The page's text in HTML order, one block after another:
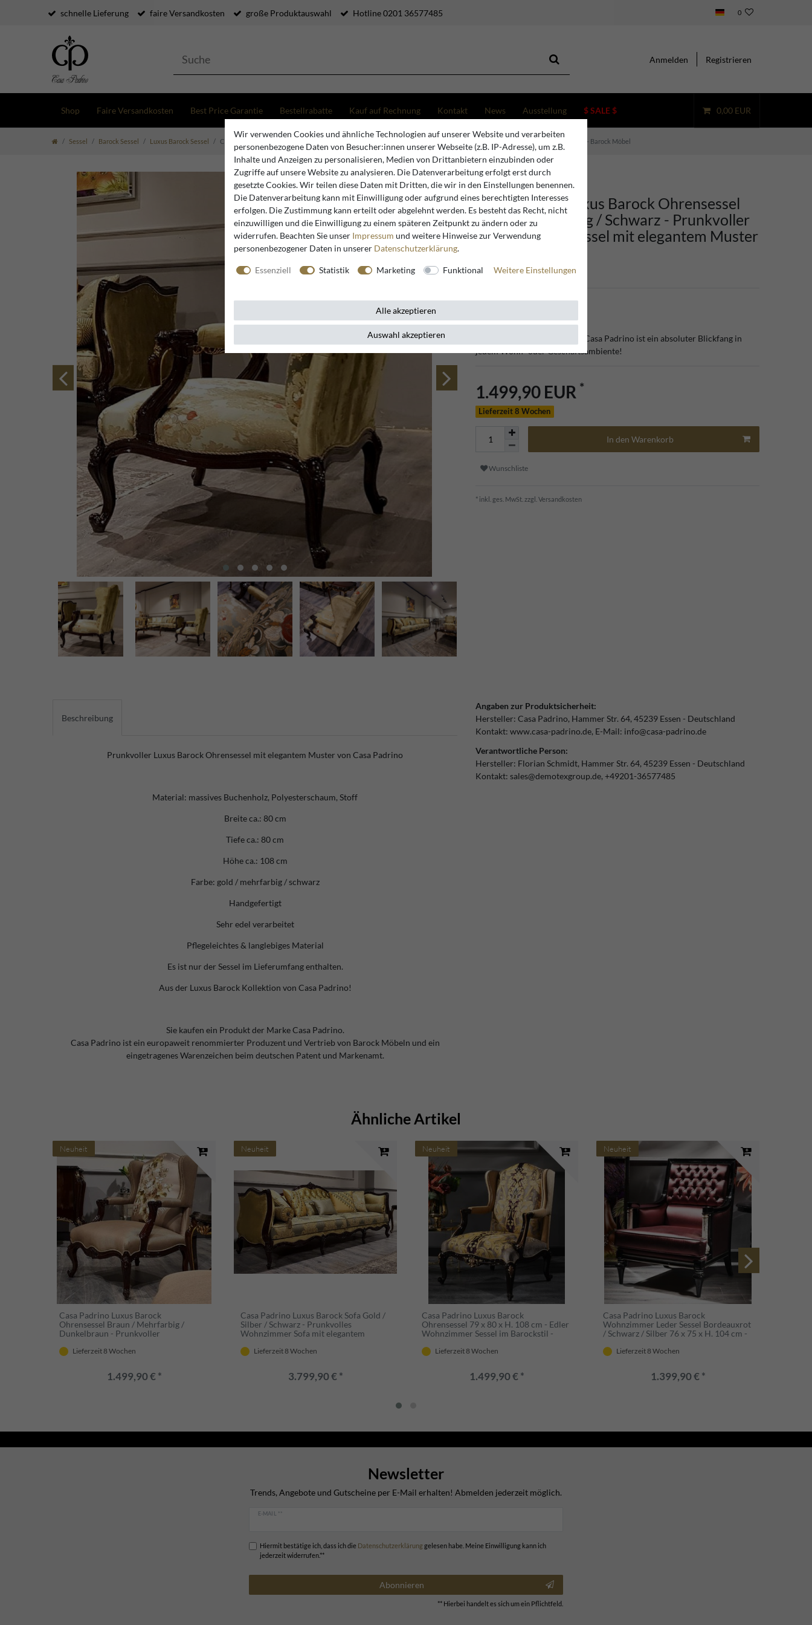
schnelle Lieferung faire Versandkosten große Produktauswahl Hotline 0201 36577485 0
Anmelden Registrieren
Shop Faire Versandkosten Best Price Garantie Bestellrabatte Kauf auf Rechnung Kontakt News Ausstellung $ SALE $ 0,00 EUR
Sessel Barock Sessel Luxus Barock Sessel Casa Padrino Luxus Barock Ohrensessel Gold / Mehrfarbig / Schwarz - Prunkvoller Wohnzimmer Sessel mit elegantem Muster - Barock Möbel
Casa Padrino
Casa Padrino Luxus Barock Ohrensessel
Gold / Mehrfarbig / Schwarz - Prunkvoller
Wohnzimmer Sessel mit elegantem Muster
Artikelnummer116205
Dieser prunkvolle Sessel von Casa Padrino ist ein absoluter Blickfang in
jedem Wohn -oder Geschäftsambiente!
1.499,90 EUR *
Lieferzeit 8 Wochen
In den Warenkorb
Wunschliste
* inkl. ges. MwSt. zzgl. Versandkosten
Beschreibung
Prunkvoller Luxus Barock Ohrensessel mit elegantem Muster von Casa Padrino
Material: massives Buchenholz, Polyesterschaum, Stoff
Breite ca.: 80 cm
Tiefe ca.: 80 cm
Höhe ca.: 108 cm
Farbe: gold / mehrfarbig / schwarz
Handgefertigt
Sehr edel verarbeitet
Pflegeleichtes & langlebiges Material
Es ist nur der Sessel im Lieferumfang enthalten.
Aus der Luxus Barock Kollektion von Casa Padrino!
Sie kaufen ein Produkt der Marke Casa Padrino.
Casa Padrino ist ein europaweit renommierter Produzent und Vertrieb von Barock Möbeln und ein
eingetragenes Warenzeichen beim deutschen Patent und Markenamt.
Angaben zur Produktsicherheit:
Hersteller: Casa Padrino Hammer Str. 64 45239 Essen
Deutschland
Kontakt: www.casa-padrino.de E-Mail: info@casa-padrino.de
Verantwortliche Person:
Hersteller: Florian Schmidt Hammer Str. 64 45239 Essen
Deutschland
Kontakt: sales@demotexgroup.de +49201-36577485
Ähnliche Artikel
Neuheit
Casa Padrino Luxus Barock
Ohrensessel Braun / Mehrfarbig /
Dunkelbraun - Prunkvoller
Muster - Barock Möbel
Lieferzeit 8 Wochen
1.499,90 € *
Neuheit
Casa Padrino Luxus Barock Sofa Gold /
Silber / Schwarz - Prunkvolles
Wohnzimmer Sofa mit elegantem
Lieferzeit 8 Wochen
3.799,90 € *
Neuheit
Casa Padrino Luxus Barock
Ohrensessel 79 x 80 x H. 108 cm - Edler
Wohnzimmer Sessel im Barockstil -
Lieferzeit 8 Wochen
1.499,90 € *
Neuheit
Casa Padrino Luxus Barock
Wohnzimmer Leder Sessel Bordeauxrot
/ Schwarz / Silber 76 x 75 x H. 104 cm -
Lieferzeit 8 Wochen
1.399,90 € *
Newsletter
Trends, Angebote und Gutscheine per E-Mail erhalten! Abmelden jederzeit möglich.
E-MAIL **
Hiermit bestätige ich, dass ich die Daten­schutz­erklärunggelesen habe. Meine Einwilligung kann ich
jederzeit widerrufen.**
Abonnieren
** Hierbei handelt es sich um ein Pflichtfeld.
Wir verwenden Cookies und ähnliche Technologien auf unserer Website und verarbeiten
personenbezogene Daten von Besucher:innen unserer Webseite (z.B. IP-Adresse), um z.B.
Inhalte und Anzeigen zu personalisieren, Medien von Drittanbietern einzubinden oder
Zugriffe auf unsere Website zu analysieren. Die Datenverarbeitung erfolgt erst durch
gesetzte Cookies. Wir teilen diese Daten mit Dritten, die wir in den Einstellungen benennen.
Die Datenverarbeitung kann mit Einwilligung oder aufgrund eines berechtigten Interesses
erfolgen. Die Zustimmung kann erteilt oder abgelehnt werden. Es besteht das Recht, nicht
einzuwilligen und die Einwilligung zu einem späteren Zeitpunkt zu ändern oder zu
widerrufen. Beachten Sie unser Impressum und weitere Hinweise zur Verwendung
personenbezogener Daten in unserer Daten­schutz­erklärung.
Essenziell Statistik Marketing Funktional Weitere Einstellungen
Alle akzeptieren
Auswahl akzeptieren